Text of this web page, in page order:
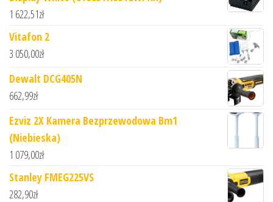
1 622,51zł
Vitafon 2
3 050,00zł
Dewalt DCG405N
662,99zł
Ezviz 2X Kamera Bezprzewodowa Bm1
(Niebieska)
1 079,00zł
Stanley FMEG225VS
282,90zł